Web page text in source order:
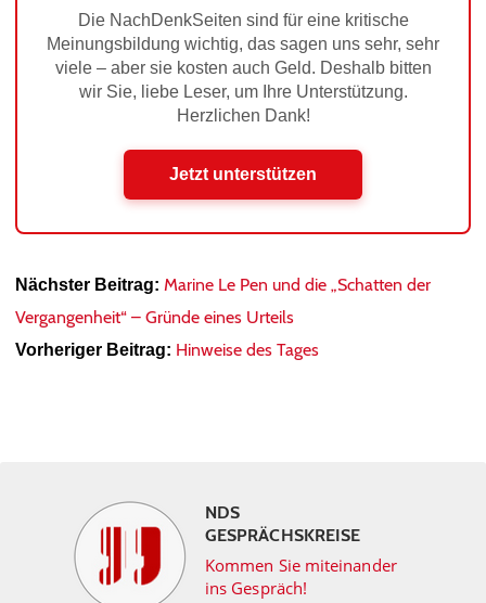
Die NachDenkSeiten sind für eine kritische
Meinungsbildung wichtig, das sagen uns sehr, sehr
viele – aber sie kosten auch Geld. Deshalb bitten
wir Sie, liebe Leser, um Ihre Unterstützung.
Herzlichen Dank!
Jetzt unterstützen
Nächster Beitrag: Marine Le Pen und die „Schatten der
Vergangenheit“ – Gründe eines Urteils
Vorheriger Beitrag: Hinweise des Tages
NDS
GESPRÄCHSKREISE
Kommen Sie miteinander
ins Gespräch!